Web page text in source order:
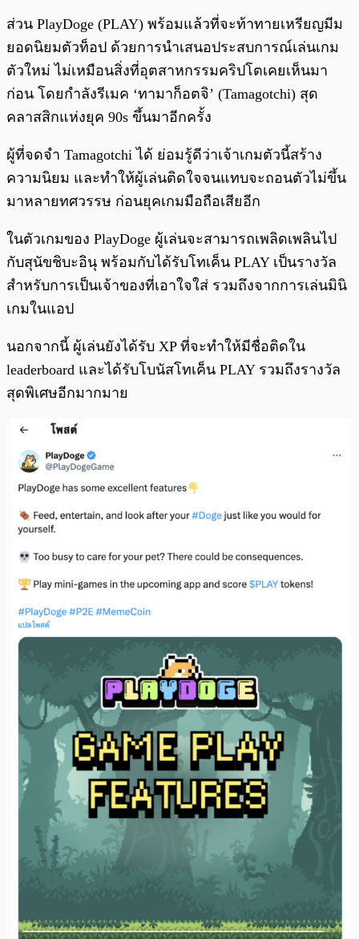
ส่วน PlayDoge (PLAY) พร้อมแล้วที่จะท้าทายเหรียญมีม
ยอดนิยมตัวท็อป ด้วยการนำเสนอประสบการณ์เล่นเกม
ตัวใหม่ ไม่เหมือนสิ่งที่อุตสาหกรรมคริปโตเคยเห็นมา
ก่อน โดยกำลังรีเมค ‘ทามาก็อตจิ’ (Tamagotchi) สุด
คลาสสิกแห่งยุค 90s ขึ้นมาอีกครั้ง
ผู้ที่จดจำ Tamagotchi ได้ ย่อมรู้ดีว่าเจ้าเกมตัวนี้สร้าง
ความนิยม และทำให้ผู้เล่นติดใจจนแทบจะถอนตัวไม่ขึ้น
มาหลายทศวรรษ ก่อนยุคเกมมือถือเสียอีก
ในตัวเกมของ PlayDoge ผู้เล่นจะสามารถเพลิดเพลินไป
กับสุนัขชิบะอินุ พร้อมกับได้รับโทเค็น PLAY เป็นรางวัล
สำหรับการเป็นเจ้าของที่เอาใจใส่ รวมถึงจากการเล่นมินิ
เกมในแอป
นอกจากนี้ ผู้เล่นยังได้รับ XP ที่จะทำให้มีชื่อติดใน
leaderboard และได้รับโบนัสโทเค็น PLAY รวมถึงรางวัล
สุดพิเศษอีกมากมาย